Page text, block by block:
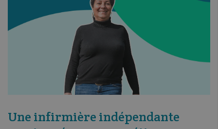
Une infirmière indépendante